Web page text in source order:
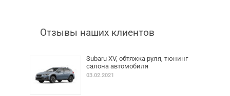
Отзывы наших клиентов
Subaru XV, обтяжка руля, тюнинг
салона автомобиля
03.02.2021